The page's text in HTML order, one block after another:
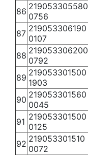
86 219053305580
0756
87 219053306190
0107
88 219053306200
0792
89 219053301500
1903
90 219053301560
0045
91 219053301500
0125
92 219053301510
0072